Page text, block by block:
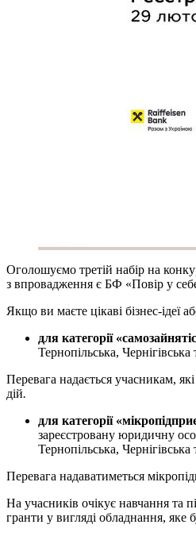
Оголошуємо третій набір на
з впровадження є БФ «Повір у
Якщо ви маєте цікаві бізнес-ідеї
для категорії
Тернопільська,
Перевага надається учасникам,
дій.
для категорії
зареєстровану юридичну
Тернопільська,
Перевага надаватиметься
На учасників очікує навчання та
гранти у вигляді обладнання, яке